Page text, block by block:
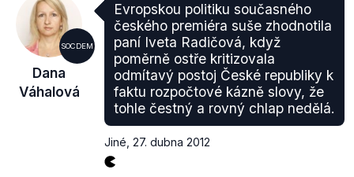
SOCDEM
Dana
Váhalová
Evropskou politiku současného
českého premiéra suše zhodnotila
paní Iveta Radičová, když
poměrně ostře kritizovala
odmítavý postoj České republiky k
faktu rozpočtové kázně slovy, že
tohle čestný a rovný chlap nedělá.
Jiné 27. dubna 2012